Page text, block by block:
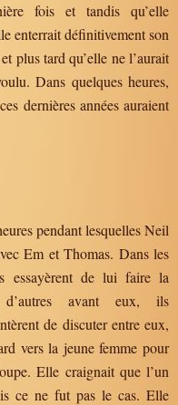
fois et tandis qu’elle
enterrait définitivement son
plus tard qu’elle ne l’aurait
Dans quelques heures,
dernières années auraient
pendant lesquelles Neil
Em et Thomas. Dans les
essayèrent de lui faire la
d’autres avant eux, ils
de discuter entre eux,
vers la jeune femme pour
Elle craignait que l’un
ce ne fut pas le cas. Elle